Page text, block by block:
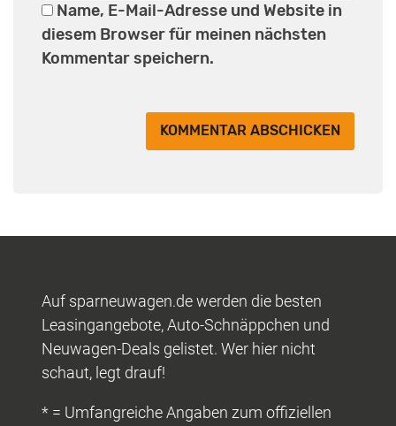
Name, E-Mail-Adresse und Website in
diesem Browser für meinen nächsten
Kommentar speichern.
Auf sparneuwagen.de werden die besten
Leasingangebote, Auto-Schnäppchen und
Neuwagen-Deals gelistet. Wer hier nicht
schaut, legt drauf!
* = Umfangreiche Angaben zum offiziellen